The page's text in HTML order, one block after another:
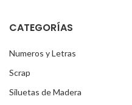
CATEGORÍAS
Numeros y Letras
Scrap
Siluetas de Madera